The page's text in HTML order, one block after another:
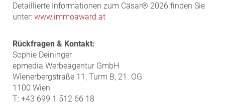
Detaillierte Informationen zum Cäsar® 2026 finden Sie
unter: www.immoaward.at
Rückfragen & Kontakt:
Sophie Deininger
epmedia Werbeagentur GmbH
Wienerbergstraße 11, Turm B, 21. OG
1100 Wien
T: +43 699 1 512 66 18